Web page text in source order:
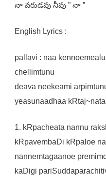
నా వరుడవు నీవు ” నా ”
English Lyrics :
pallavi : naa
chellimtunu
deava neekeami
yeasunaadhaa
1. kRpacheata nannu
kRpavembaDi kRpaloe
nannemtagaanoe
kaDigi